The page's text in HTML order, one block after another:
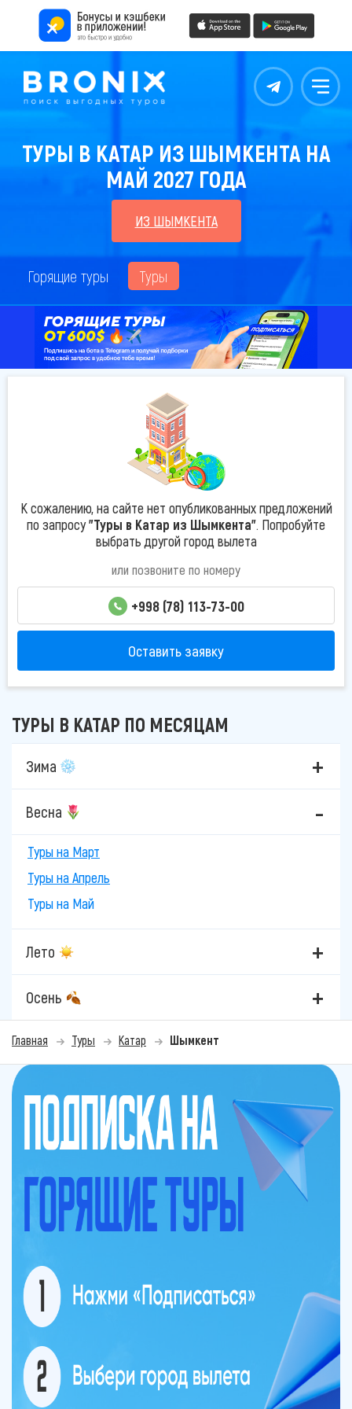
Контакты Меню
ТУРЫ В КАТАР ИЗ ШЫМКЕНТА НА
МАЙ 2027 ГОДА
ИЗ ШЫМКЕНТА
Горящие туры Туры
К сожалению, на сайте нет опубликованных предложений
по запросу"Туры в Катар из Шымкента". Попробуйте
выбрать другой город вылета
или позвоните по номеру
+998 (78) 113-73-00
Оставить заявку
ТУРЫ В КАТАР ПО МЕСЯЦАМ
Зима
Весна
Туры на Март
Туры на Апрель
Туры на Май
Лето
Осень
Главная Туры Катар Шымкент